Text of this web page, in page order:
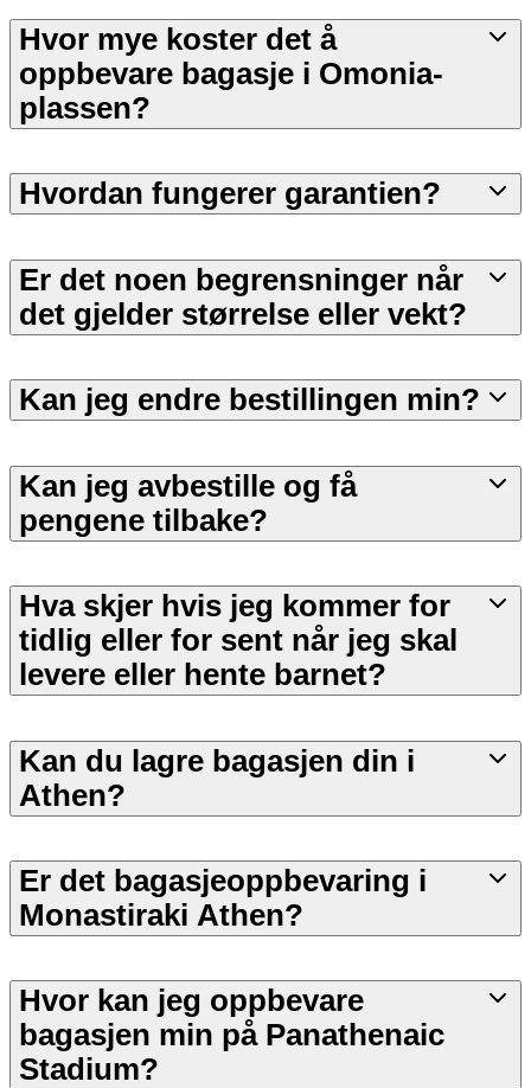
Hvor mye koster det å
oppbevare bagasje i Omonia-
plassen?
Hvordan fungerer garantien?
Er det noen begrensninger når
det gjelder størrelse eller vekt?
Kan jeg endre bestillingen min?
Kan jeg avbestille og få
pengene tilbake?
Hva skjer hvis jeg kommer for
tidlig eller for sent når jeg skal
levere eller hente barnet?
Kan du lagre bagasjen din i
Athen?
Er det bagasjeoppbevaring i
Monastiraki Athen?
Hvor kan jeg oppbevare
bagasjen min på Panathenaic
Stadium?